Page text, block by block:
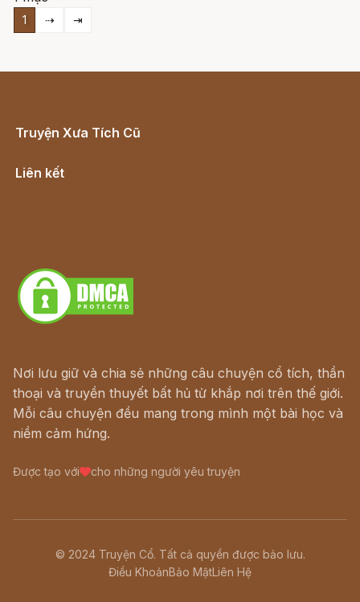
1 ⇢ ⇥
Truyện Xưa Tích Cũ
Liên kết
Nơi lưu giữ và chia sẻ những câu chuyện cổ tích, thần
thoại và truyền thuyết bất hủ từ khắp nơi trên thế giới.
Mỗi câu chuyện đều mang trong mình một bài học và
niềm cảm hứng.
Được tạo với cho những người yêu truyện
© 2024 Truyện Cổ. Tất cả quyền được bảo lưu.
Điều KhoảnBảo MậtLiên Hệ